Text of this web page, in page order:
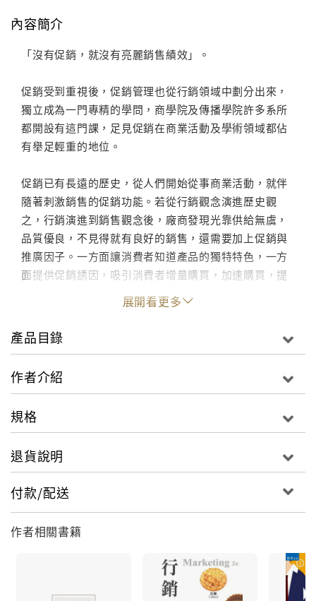
內容簡介
「沒有促銷，就沒有亮麗銷售績效」。
促銷受到重視後，促銷管理也從行銷領域中劃分出來，
獨立成為一門專精的學問，商學院及傳播學院許多系所
都開設有這門課，足見促銷在商業活動及學術領域都佔
有舉足輕重的地位。
促銷已有長遠的歷史，從人們開始從事商業活動，就伴
隨著刺激銷售的促銷功能。若從行銷觀念演進歷史觀
之，行銷演進到銷售觀念後，廠商發現光靠供給無虞，
品質優良，不見得就有良好的銷售，還需要加上促銷與
推廣因子。一方面讓消費者知道產品的獨特特色，一方
面提供促銷誘因，吸引消費者增量購買，加速購買，提
前購買，反覆購買，推薦購買，為公司爭取更多銷售機
展開看更多
產品目錄
作者介紹
規格
退貨說明
付款/配送
作者相關書籍